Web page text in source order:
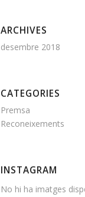
ARCHIVES
desembre 2018
CATEGORIES
Premsa
Reconeixements
INSTAGRAM
No hi ha imatges